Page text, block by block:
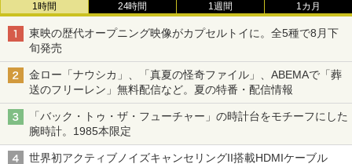
1時間 24時間 1週間 1カ月
東映の歴代オープニング映像がカプセルトイに。全5種で8月下
旬発売
金ロー「ナウシカ」、「真夏の怪奇ファイル」、ABEMAで「葬
送のフリーレン」無料配信など。夏の特番・配信情報
「バック・トゥ・ザ・フューチャー」の時計台をモチーフにした
腕時計。1985本限定
世界初アクティブノイズキャンセリングII搭載HDMIケーブル